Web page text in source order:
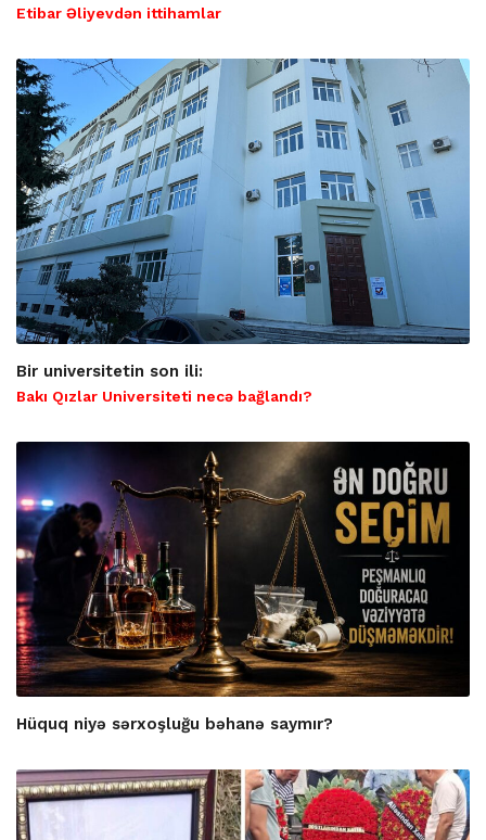
Etibar Əliyevdən ittihamlar
Bir universitetin son ili:
Bakı Qızlar Universiteti necə bağlandı?
Hüquq niyə sərxoşluğu bəhanə saymır?